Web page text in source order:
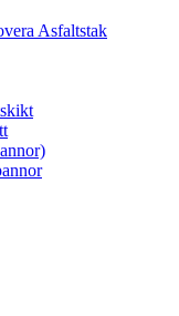
Asfaltstak